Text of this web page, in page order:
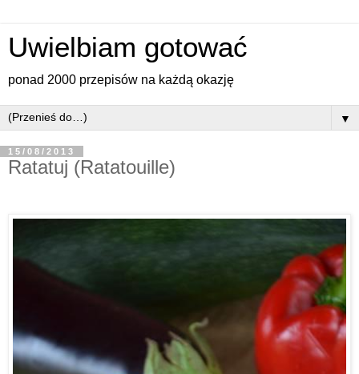
Uwielbiam gotować
ponad 2000 przepisów na każdą okazję
▼
15/08/2013
Ratatuj (Ratatouille)